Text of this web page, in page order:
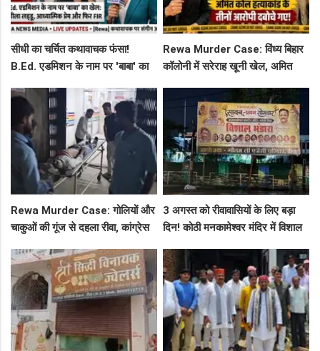
सीधी का चर्चित कथावाचक फंसा!
B.Ed. एडमिशन के नाम पर 'बाबा' का
और फिर FIR
Rewa Murder Case: विंध्य बिहार
कॉलोनी में सरेराह खूनी खेल, अमित
Rewa Murder Case: गोलियों और
चाकुओं की गूंज से दहला रीवा, कांग्रेस
गिरफ्तार!
3 अगस्त को रीवावासियों के लिए बड़ा
दिन! कोठी मनकामेश्वर मंदिर में विशाल